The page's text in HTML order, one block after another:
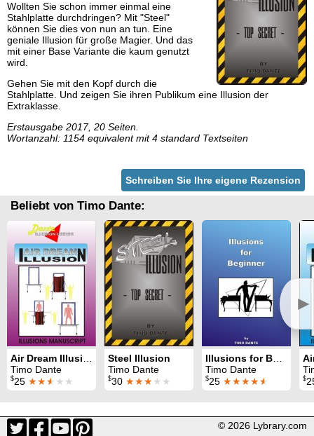
Wollten Sie schon immer einmal eine
Stahlplatte durchdringen? Mit "Steel"
können Sie dies von nun an tun. Eine
geniale Illusion für große Magier. Und das
mit einer Base Variante die kaum genutzt
wird.
Gehen Sie mit den Kopf durch die
Stahlplatte. Und zeigen Sie ihren Publikum eine Illusion der
Extraklasse.
Erstausgabe 2017, 20 Seiten.
Wortanzahl: 1154 equivalent mit 4 standard Textseiten
Schreiben Sie Ihre eigene Rezension
Beliebt von Timo Dante:
►
Air Dream Illusion
Timo Dante
$25 ★★★ ★★
Steel Illusion
Timo Dante
$30 ★★★★★
Illusions for Beginner
Timo Dante
$25 ★★★★★ $
© 2026 Lybrary.com